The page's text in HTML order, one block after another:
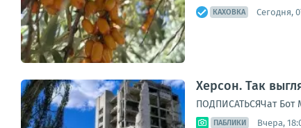
КАХОВКА Сегодня,
Херсон. Так
ПОДПИСАТЬСЯЧат Бот
ПАБЛИКИ Вчера,